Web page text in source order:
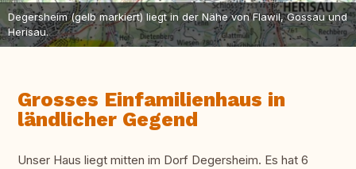
Degersheim (gelb markiert) liegt in der Nähe von Flawil, Gossau und
Herisau.
Grosses Einfamilienhaus in
ländlicher Gegend
Unser Haus liegt mitten im Dorf Degersheim. Es hat 6